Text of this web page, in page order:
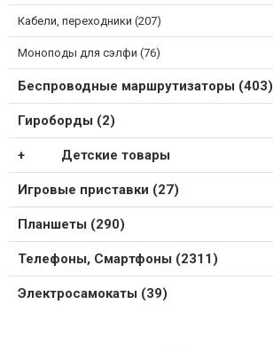
Кабели, переходники (207)
Моноподы для сэлфи (76)
Беспроводные маршрутизаторы (403)
Гироборды (2)
Детские товары
Игровые приставки (27)
Планшеты (290)
Телефоны, Смартфоны (2311)
Электросамокаты (39)